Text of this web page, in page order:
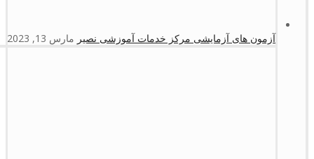
آزمون های آزمایشی مرکز خدمات آموزشی نصیر مارس 13, 2023